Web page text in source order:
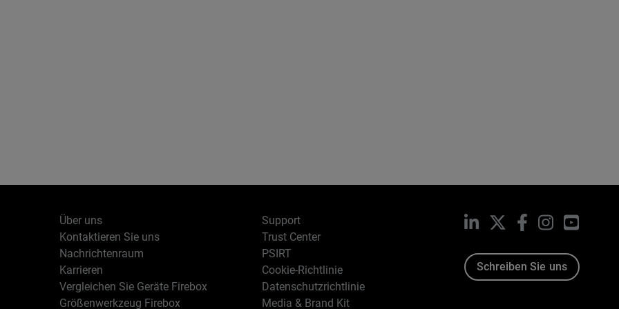
Über uns
Kontaktieren Sie uns
Nachrichtenraum
Karrieren
Vergleichen Sie Geräte Firebox
Größenwerkzeug Firebox
Support
Trust Center
PSIRT
Cookie-Richtlinie
Datenschutzrichtlinie
Media & Brand Kit
LinkedIn Facebook
Instagram
Schreiben Sie uns